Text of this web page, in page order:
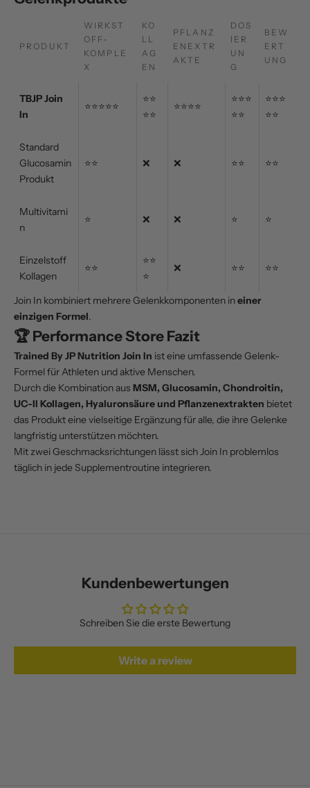
PRODUKT
WIRKST
OFF-
KOMPLE
X
KO
LL
AG
EN
PFLANZ
ENEXTR
AKTE
DOS
IER
UN
G
BEW
ERT
UNG
TBJP Join
In
⭐⭐⭐⭐⭐
⭐⭐
⭐⭐
⭐⭐⭐⭐
⭐⭐⭐
⭐⭐
⭐⭐⭐
⭐⭐
Standard
Glucosamin
Produkt
⭐⭐ ❌ ❌ ⭐⭐ ⭐⭐
Multivitami
n
⭐ ❌ ❌ ⭐ ⭐
Einzelstoff
Kollagen
⭐⭐
⭐⭐
⭐
❌ ⭐⭐ ⭐⭐
Join In kombiniert mehrere Gelenkkomponenten ineiner
einzigen Formel.
🏆 Performance Store Fazit
Trained By JP Nutrition Join In ist eine umfassende Gelenk-
Formel für Athleten und aktive Menschen.
Durch die Kombination aus MSM, Glucosamin, Chondroitin,
UC-II Kollagen, Hyaluronsäure und Pflanzenextrakten bietet
das Produkt eine vielseitige Ergänzung für alle, die ihre Gelenke
langfristig unterstützen möchten.
Mit zwei Geschmacksrichtungen lässt sich Join In problemlos
täglich in jede Supplementroutine integrieren.
Kundenbewertungen
Schreiben Sie die erste Bewertung
Write a review